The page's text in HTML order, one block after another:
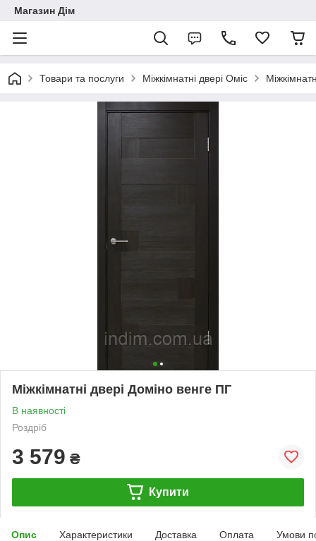
Магазин Дім
Товари та послуги Міжкімнатні двері Оміс
Міжкімнатні двері Доміно венге ПГ
В наявності
Роздріб
3 579 ₴
Купити
Опис Характеристики Доставка Оплата Умови